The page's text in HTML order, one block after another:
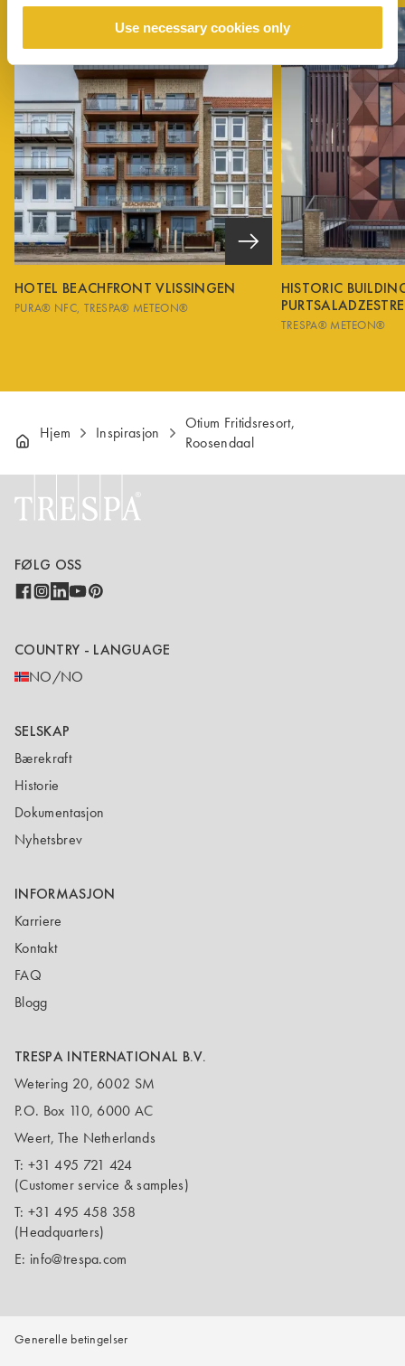
Use necessary cookies only
HOTEL BEACHFRONT VLISSINGEN
PURA® NFC TRESPA® METEON®
HISTORIC
TRESPA® METEON®
Hjem Inspirasjon
Otium Fritidsresort,
Roosendaal
FØLG OSS
COUNTRY - LANGUAGE
NO/NO
SELSKAP
Bærekraft
Historie
Dokumentasjon
Nyhetsbrev
INFORMASJON
Karriere
Kontakt
FAQ
Blogg
TRESPA INTERNATIONAL B.V.
Wetering 20, 6002 SM
P.O. Box 110, 6000 AC
Weert, The Netherlands
T: +31 495 721 424
(Customer service & samples)
T: +31 495 458 358
(Headquarters)
E: info@trespa.com
Generelle betingelser